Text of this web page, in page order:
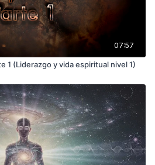
07:57
1 (Liderazgo y vida espiritual nivel 1)